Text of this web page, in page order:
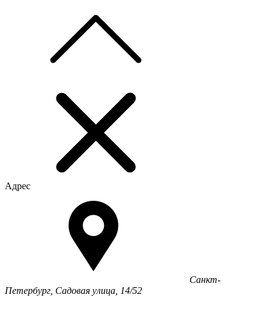
Адрес
Санкт-
Петербург, Садовая улица, 14/52